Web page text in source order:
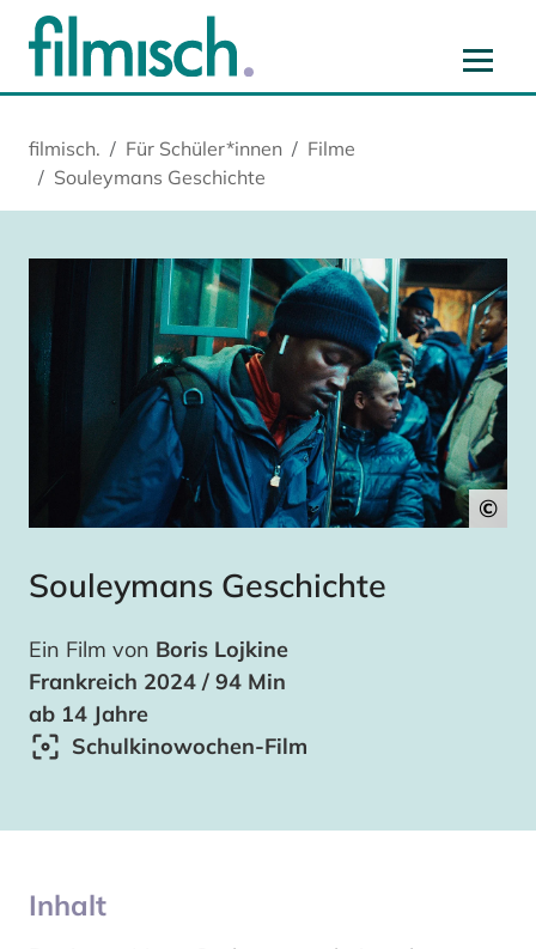
Hauptinhalt springen
Hauptnavigation springen
Cookie-Einstellungen springen
Startseite springen
filmisch. Für Schüler*innen
Filme
Souleymans Geschichte
©
Souleymans Geschichte
Ein Film von Boris Lojkine
Frankreich 2024 / 94 Min
ab 14 Jahre
Schulkinowochen-Film
Inhalt